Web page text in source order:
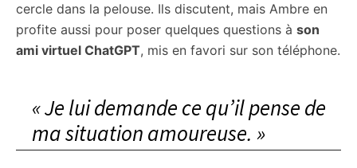
cercle dans la pelouse. Ils discutent, mais Ambre en
profite aussi pour poser quelques questions à son
ami virtuel ChatGPT, mis en favori sur son téléphone.
« Je lui demande ce qu’il pense de
ma situation amoureuse. »